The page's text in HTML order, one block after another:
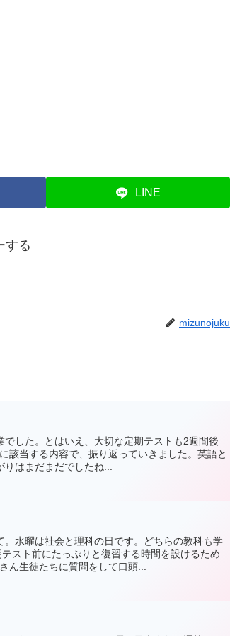
LINE
する
mizunojuku
した。とはいえ、大切な定期テストも2週間後
該当する内容で、振り返っていきました。英語と
はまだまだでしたね...
水曜は社会と理科の日です。どちらの教科も学
スト前にたっぷりと復習する時間を設けるため
ん生徒たちに質問をして口頭...